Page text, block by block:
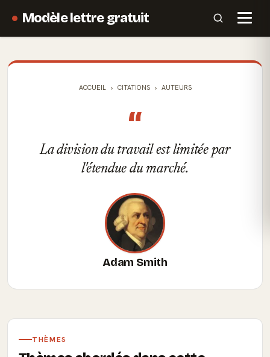
Modèle lettre gratuit
ACCUEIL CITATIONS AUTEURS
“
La division du travail est limitée par
l'étendue du marché.
Adam Smith
THÈMES